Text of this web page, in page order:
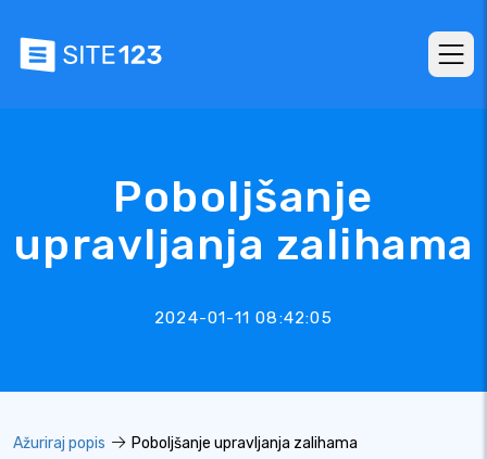
Poboljšanje
upravljanja zalihama
2024-01-11 08:42:05
Ažuriraj popis Poboljšanje upravljanja zalihama